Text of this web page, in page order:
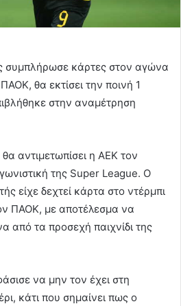
συμπλήρωσε κάρτες στον αγώνα
θα εκτίσει την ποινή 1
στην αναμέτρηση
αντιμετωπίσει η ΑΕΚ τον
της Super League. Ο
είχε δεχτεί κάρτα στο ντέρμπι
ΠΑΟΚ, με αποτέλεσμα να
από τα προσεχή παιχνίδι της
να μην τον έχει στη
κάτι που σημαίνει πως ο